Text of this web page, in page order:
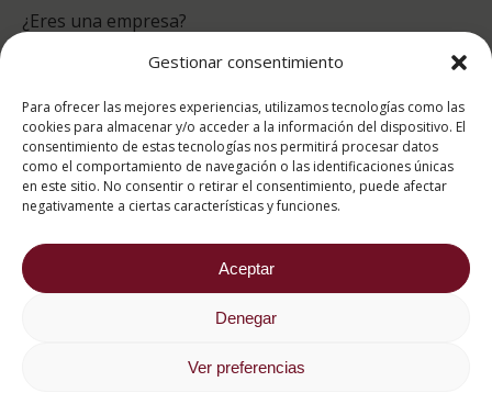
Gestionar consentimiento
Para ofrecer las mejores experiencias, utilizamos tecnologías como las
cookies para almacenar y/o acceder a la información del dispositivo. El
consentimiento de estas tecnologías nos permitirá procesar datos
como el comportamiento de navegación o las identificaciones únicas
en este sitio. No consentir o retirar el consentimiento, puede afectar
negativamente a ciertas características y funciones.
Aceptar
Denegar
Ver preferencias
¿Eres una empresa?
puntuación para ESAH
9.2/10
basado en1332
Valoraciones soportado por
eKomi
2026 ® Estudios Superiores Abiertos de Hostelería
Aviso Legal
Política de cookies